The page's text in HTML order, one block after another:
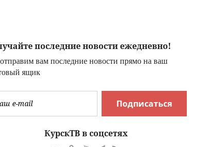
последние новости ежедневно!
вам последние новости прямо на ваш
ящик
Подписаться
КурскТВ в соцсетях